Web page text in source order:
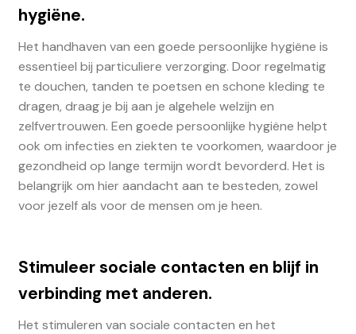
hygiëne.
Het handhaven van een goede persoonlijke hygiëne is
essentieel bij particuliere verzorging. Door regelmatig
te douchen, tanden te poetsen en schone kleding te
dragen, draag je bij aan je algehele welzijn en
zelfvertrouwen. Een goede persoonlijke hygiëne helpt
ook om infecties en ziekten te voorkomen, waardoor je
gezondheid op lange termijn wordt bevorderd. Het is
belangrijk om hier aandacht aan te besteden, zowel
voor jezelf als voor de mensen om je heen.
Stimuleer sociale contacten en blijf in
verbinding met anderen.
Het stimuleren van sociale contacten en het